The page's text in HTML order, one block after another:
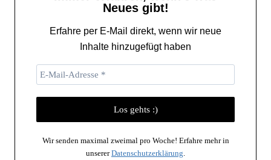
Neues gibt!
Erfahre per E-Mail direkt, wenn wir neue
Inhalte hinzugefügt haben
Wir senden maximal zweimal pro Woche! Erfahre mehr in
unsererDatenschutzerklärung.